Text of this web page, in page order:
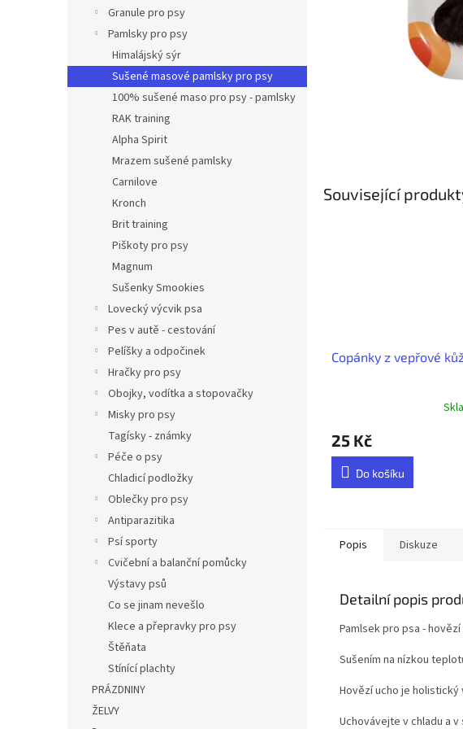
Granule pro psy
Pamlsky pro psy
Himalájský sýr
Sušené masové pamlsky pro psy
100% sušené maso pro psy - pamlsky
RAK training
Alpha Spirit
Mrazem sušené pamlsky
Carnilove
Kronch
Brit training
Piškoty pro psy
Magnum
Sušenky Smookies
Lovecký výcvik psa
Pes v autě - cestování
Pelíšky a odpočinek
Hračky pro psy
Obojky, vodítka a stopovačky
Misky pro psy
Tagísky - známky
Péče o psy
Chladicí podložky
Oblečky pro psy
Antiparazitika
Psí sporty
Cvičební a balanční pomůcky
Výstavy psů
Co se jinam nevešlo
Klece a přepravky pro psy
Štěňata
Stínící plachty
PRÁZDNINY
ŽELVY
Související
Copánky z vepřové
25 Kč
Do košíku
Popis Diskuze
Detailní popis
Pamlsek pro psa -
Sušením na nízkou
Hovězí ucho je
Uchovávejte v chladu a